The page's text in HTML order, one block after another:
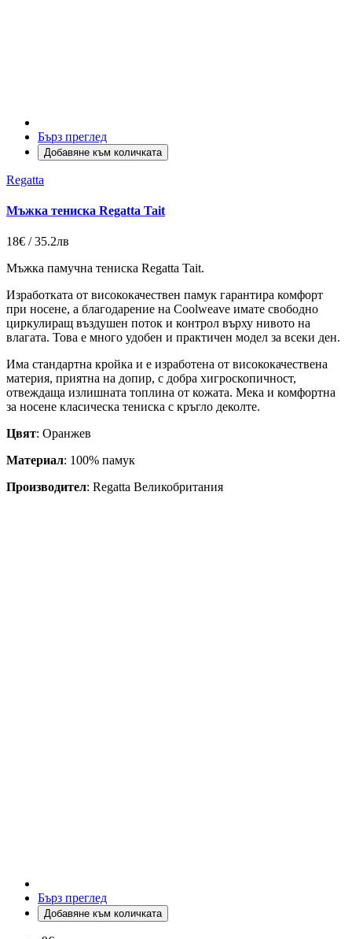
Бърз преглед
Добавяне към количката
Regatta
Мъжка тениска Regatta Tait
18€ / 35.2лв
Мъжка памучна тениска Regatta Tait.
Изработката от висококачествен памук гарантира комфорт
при носене, а благодарение на Coolweave имате свободно
циркулиращ въздушен поток и контрол върху нивото на
влагата. Това е много удобен и практичен модел за всеки ден.
Има стандартна кройка и е изработена от висококачествена
материя, приятна на допир, с добра хигроскопичност,
отвеждаща излишната топлина от кожата. Мека и комфортна
за носене класическа тениска с кръгло деколте.
Цвят: Оранжев
Материал: 100% памук
Производител: Regatta Великобритания
Бърз преглед
Добавяне към количката